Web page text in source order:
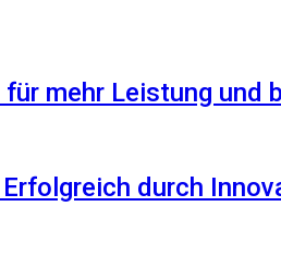
mehr Leistung und
durch